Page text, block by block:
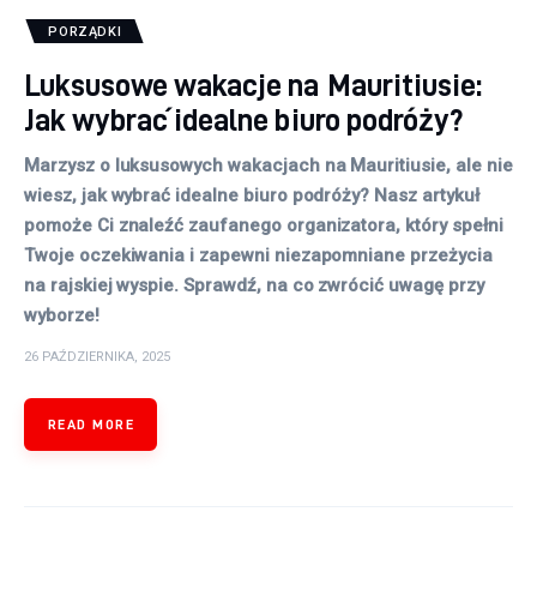
PORZĄDKI
Luksusowe wakacje na Mauritiusie:
Jak wybrać idealne biuro podróży?
Marzysz o luksusowych wakacjach na Mauritiusie, ale nie
wiesz, jak wybrać idealne biuro podróży? Nasz artykuł
pomoże Ci znaleźć zaufanego organizatora, który spełni
Twoje oczekiwania i zapewni niezapomniane przeżycia
na rajskiej wyspie. Sprawdź, na co zwrócić uwagę przy
wyborze!
26 PAŹDZIERNIKA, 2025
READ MORE